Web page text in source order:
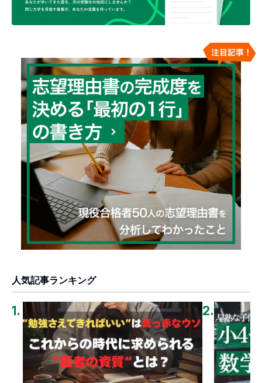
人気記事ランキング
1. 2.